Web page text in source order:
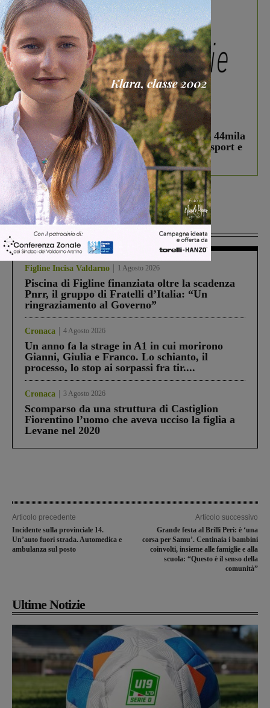
In vetrina 3 Agosto 2026
Estra Notizie agosto: Smart Cities, oltre 44mila
studenti coinvolti, torna il bando per lo sport e
debutta il podcast Estrair
Più lette
Figline Incisa Valdarno 1 Agosto 2026
Piscina di Figline finanziata oltre la scadenza
Pnrr, il gruppo di Fratelli d’Italia: “Un
ringraziamento al Governo”
Cronaca 4 Agosto 2026
Un anno fa la strage in A1 in cui morirono
Gianni, Giulia e Franco. Lo schianto, il
processo, lo stop ai sorpassi fra tir....
Cronaca 3 Agosto 2026
Scomparso da una struttura di Castiglion
Fiorentino l’uomo che aveva ucciso la figlia a
Levane nel 2020
Articolo precedente
Incidente sulla provinciale 14.
Un’auto fuori strada. Automedica e
ambulanza sul posto
Articolo successivo
Grande festa al Brilli Peri: è ‘una
corsa per Samu’. Centinaia i bambini
coinvolti, insieme alle famiglie e alla
scuola: “Questo è il senso della
comunità”
Ultime Notizie